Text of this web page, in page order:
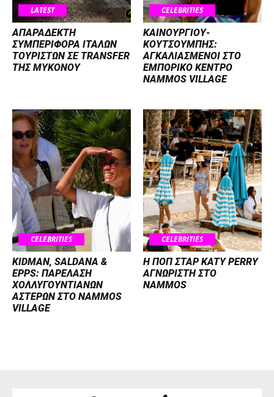
LATEST
ΑΠΑΡΑΔΕΚΤΗ
ΣΥΜΠΕΡΙΦΟΡΑ ΙΤΑΛΩΝ
ΤΟΥΡΙΣΤΩΝ ΣΕ TRANSFER
ΤΗΣ ΜΥΚΟΝΟΥ
CELEBRITIES
ΚΑΙΝΟΥΡΓΙΟΥ-
ΚΟΥΤΣΟΥΜΠΗΣ:
ΑΓΚΑΛΙΑΣΜΕΝΟΙ ΣΤΟ
ΕΜΠΟΡΙΚΟ ΚΕΝΤΡΟ
NAMMOS VILLAGE
CELEBRITIES
KIDMAN, SALDANA &
EPPS: ΠΑΡΕΛΑΣΗ
ΧΟΛΛΥΓΟΥΝΤΙΑΝΩΝ
ΑΣΤΕΡΩΝ ΣΤΟ NAMMOS
VILLAGE
CELEBRITIES
H ΠΟΠ ΣΤΑΡ KATY PERRY
ΑΓΝΩΡΙΣΤΗ ΣΤΟ
NAMMOS